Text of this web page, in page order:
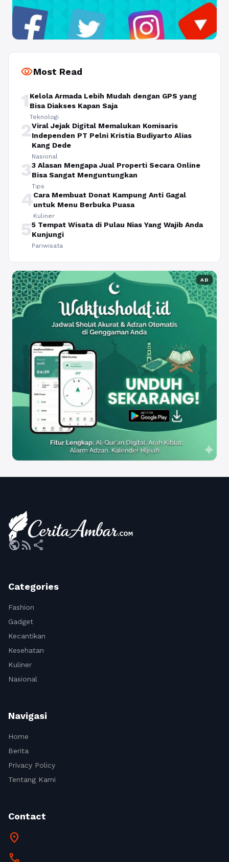
visibilityMost Read
1 Kelola Armada Lebih Mudah dengan GPS yang
Bisa Diakses Kapan Saja
Teknologi
2Viral Jejak Digital Memalukan Komisaris
Independen PT Pelni Kristia Budiyarto Alias
Kang Dede
Nasional
33 Alasan Mengapa Jual Properti Secara Online
Bisa Sangat Menguntungkan
Tips
4Cara Membuat Donat Kampung Anti Gagal
untuk Menu Berbuka Puasa
Kuliner
55 Tempat Wisata di Pulau Nias Yang Wajib Anda
Kunjungi
Pariwisata
AD
publicrss_feed share
Categories
Fashion
Gadget
Kecantikan
Kesehatan
Kuliner
Nasional
Navigasi
Home
Berita
Privacy Policy
Tentang Kami
Contact
location_on
call